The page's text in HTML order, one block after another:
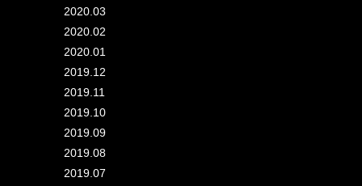
2020.03
2020.02
2020.01
2019.12
2019.11
2019.10
2019.09
2019.08
2019.07